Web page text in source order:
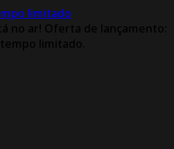
limitado
no ar! Oferta de lançamento:
limitado.